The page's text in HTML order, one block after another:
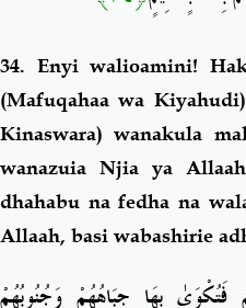
34. Enyi walioamini!
(Mafuqahaa wa
Kinaswara) wanakula
wanazuia Njia ya
dhahabu na fedha na
Allaah, basi wabashirie
بِهَا جِبَاهُهُمْ وَجُنُوبُهُمْ